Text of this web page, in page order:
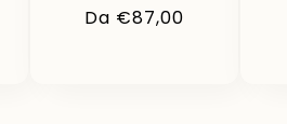
Prezzo
Da €87,00